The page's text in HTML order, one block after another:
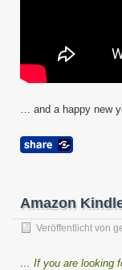
… and a happy new
Amazon
Veröffentlicht von
… If you are looking